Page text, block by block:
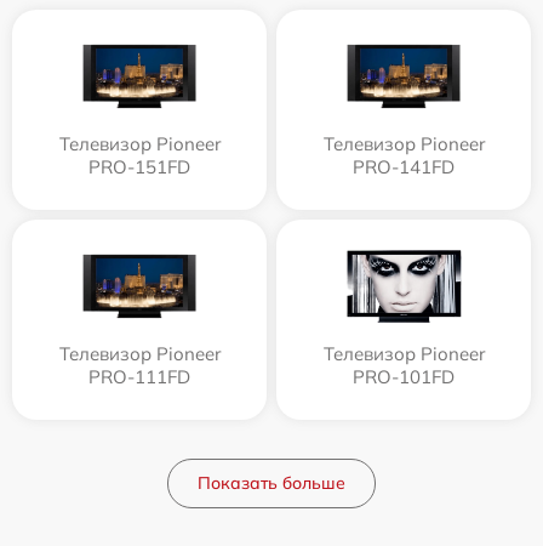
Телевизор Pioneer
PRO-151FD
Телевизор Pioneer
PRO-141FD
Телевизор Pioneer
PRO-111FD
Телевизор Pioneer
PRO-101FD
Показать больше